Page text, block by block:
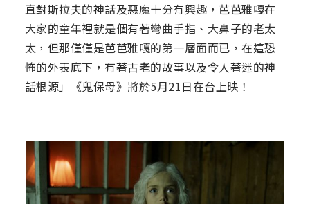
直對斯拉夫的神話及惡魔十分有興趣，芭芭雅嘎在
大家的童年裡就是個有著彎曲手指、大鼻子的老太
太，但那僅僅是芭芭雅嘎的第一層面而已，在這恐
怖的外表底下，有著古老的故事以及令人著迷的神
話根源」《鬼保母》將於5月21日在台上映！